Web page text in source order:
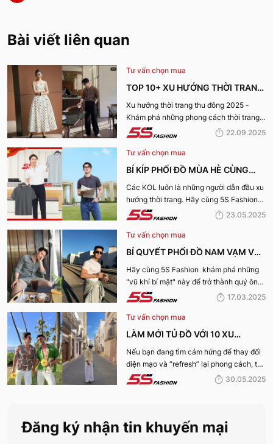
Bài viết liên quan
Tư vấn chọn mua
TOP 10+ XU HƯỚNG THỜI TRANG
THU ĐÔNG 2025 TRENDY, GÂY
BÃO
Xu hướng thời trang thu đông 2025 -
Khám phá những phong cách thời trang
“làm mưa làm gió” từ sàn runway đến
22.09.2025
Tư vấn chọn mua
BÍ KÍP PHỐI ĐỒ MÙA HÈ CÙNG
KOL 5S FASHION: STYLE THU HÚT
CHO MỌI CHÀNG TRAI
Các KOL luôn là những người dẫn đầu xu
hướng thời trang. Hãy cùng 5S Fashion
điểm qua những bí kíp phối đồ mùa hè
23.05.2025
Tư vấn chọn mua
BÍ QUYẾT PHỐI ĐỒ NAM VẠM VỠ
ĐẸP, THU HÚT PHÁI NỮ
Hãy cùng 5S Fashion khám phá những
"vũ khí bí mật" này để trở thành quý ông
thu hút nhờ “tận dụng” triệt để những ưu
nhé:
17.03.2025
Tư vấn chọn mua
LÀM MỚI TỦ ĐỒ VỚI 10 XU
HƯỚNG THỜI TRANG HOT NHẤT
MÙA HÈ 2025
Nếu bạn đang tìm cảm hứng để thay đổi
diện mạo và “refresh” lại phong cách, thì
10 xu hướng thời trang Hè 2025 này
năm nay nhé!
30.05.2025
Đăng ký nhận tin khuyến mại